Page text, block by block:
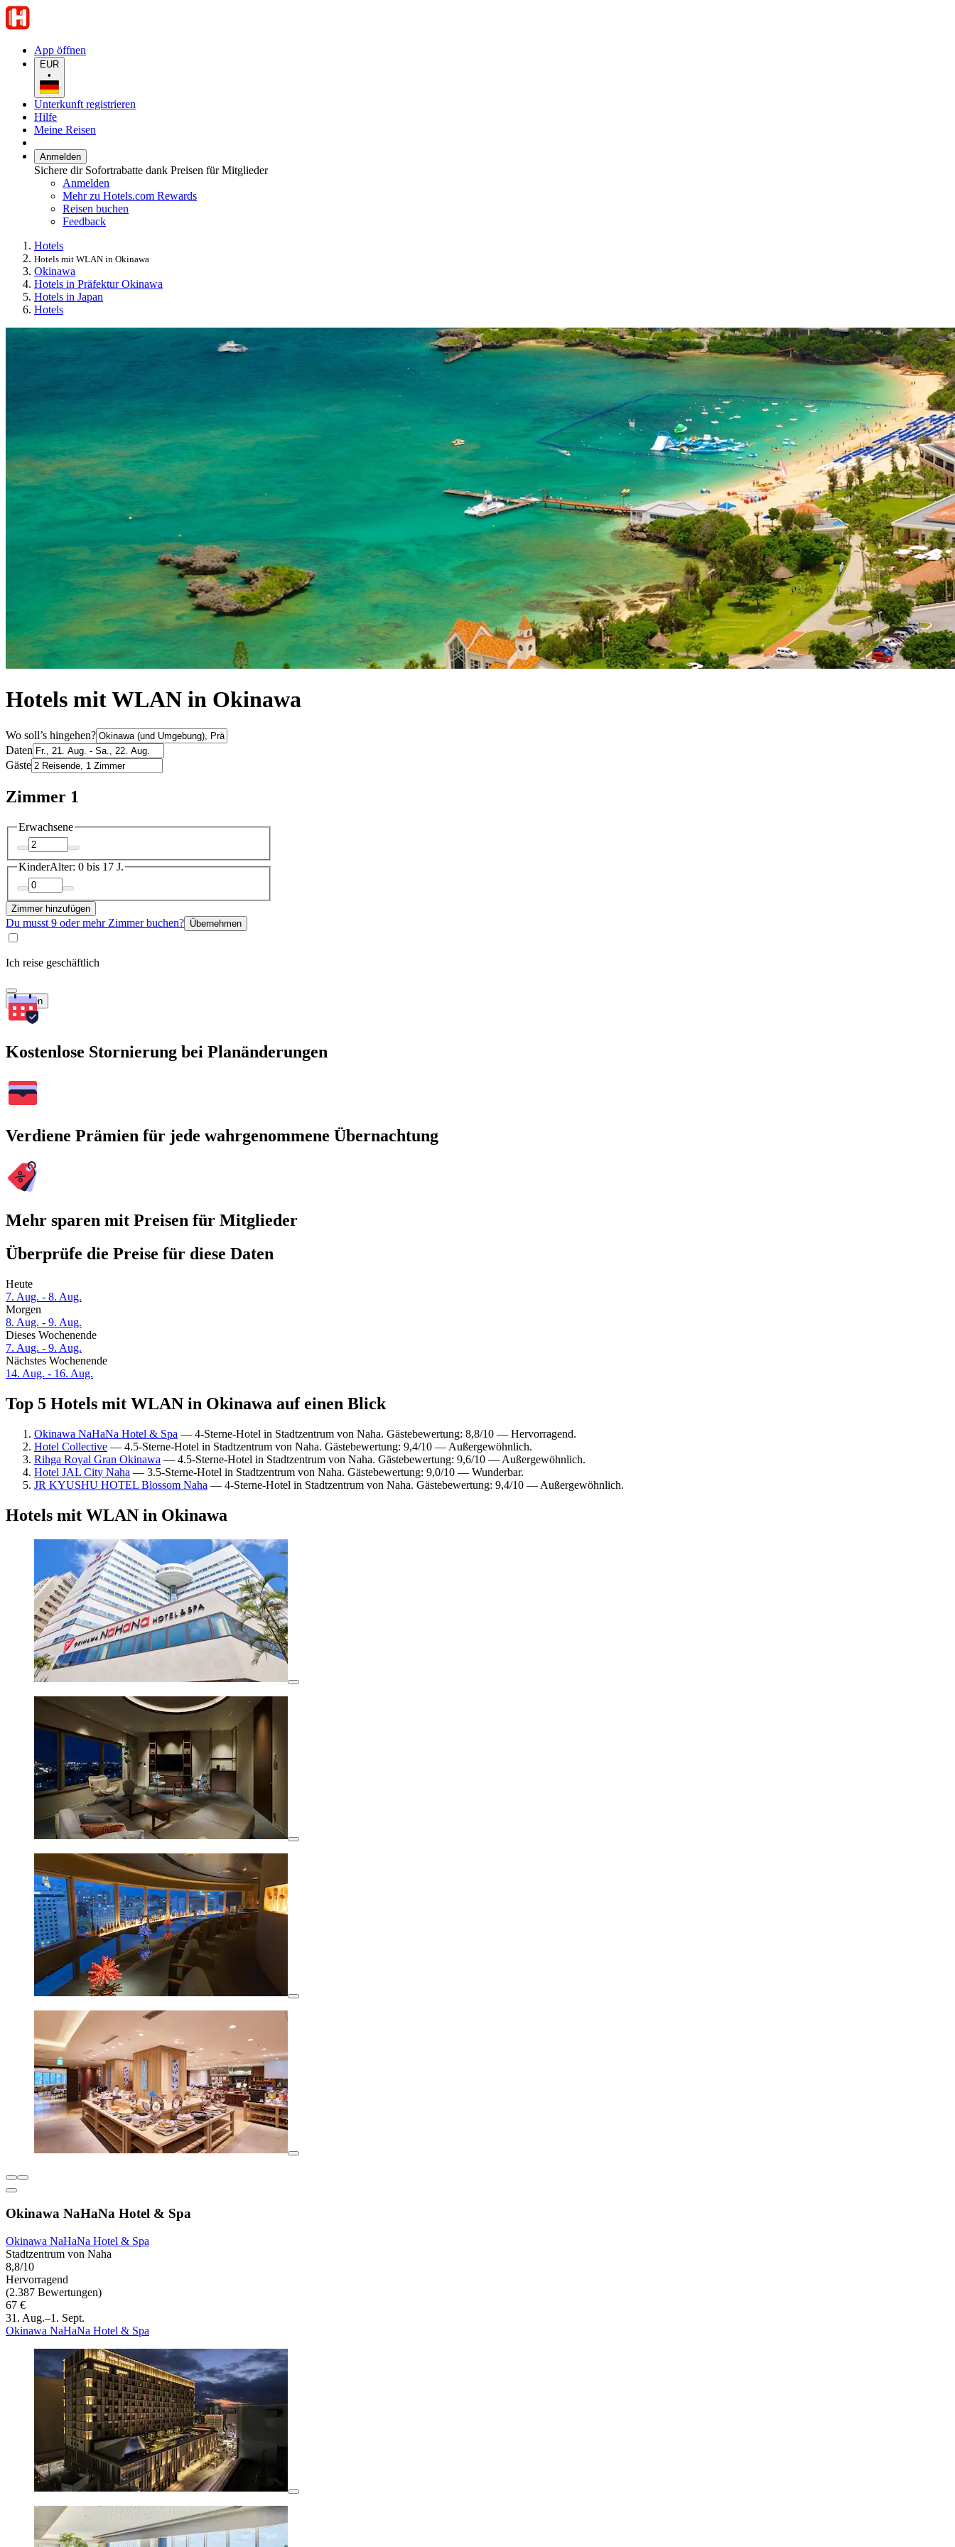
App öffnen
EUR
•
Unterkunft registrieren
Hilfe
Meine Reisen
Anmelden
Sichere dir Sofortrabatte dank Preisen für Mitglieder
Anmelden
Mehr zu Hotels.com Rewards
Reisen buchen
Feedback
Hotels
Hotels mit WLAN in Okinawa
Okinawa
Hotels in Präfektur Okinawa
Hotels in Japan
Hotels
Hotels mit WLAN in Okinawa
Wo soll’s hingehen?
Daten
Gäste
Zimmer 1
Erwachsene
KinderAlter: 0 bis 17 J.
Zimmer hinzufügen
Du musst 9 oder mehr Zimmer buchen? Übernehmen
Ich reise geschäftlich
Suchen
Kostenlose Stornierung bei Planänderungen
Verdiene Prämien für jede wahrgenommene Übernachtung
Mehr sparen mit Preisen für Mitglieder
Überprüfe die Preise für diese Daten
Heute
7. Aug. - 8. Aug.
Morgen
8. Aug. - 9. Aug.
Dieses Wochenende
7. Aug. - 9. Aug.
Nächstes Wochenende
14. Aug. - 16. Aug.
Top 5 Hotels mit WLAN in Okinawa auf einen Blick
Okinawa NaHaNa Hotel & Spa — 4-Sterne-Hotel in Stadtzentrum von Naha. Gästebewertung: 8,8/10 — Hervorragend.
Hotel Collective — 4.5-Sterne-Hotel in Stadtzentrum von Naha. Gästebewertung: 9,4/10 — Außergewöhnlich.
Rihga Royal Gran Okinawa — 4.5-Sterne-Hotel in Stadtzentrum von Naha. Gästebewertung: 9,6/10 — Außergewöhnlich.
Hotel JAL City Naha — 3.5-Sterne-Hotel in Stadtzentrum von Naha. Gästebewertung: 9,0/10 — Wunderbar.
JR KYUSHU HOTEL Blossom Naha — 4-Sterne-Hotel in Stadtzentrum von Naha. Gästebewertung: 9,4/10 — Außergewöhnlich.
Hotels mit WLAN in Okinawa
Okinawa NaHaNa Hotel & Spa
Okinawa NaHaNa Hotel & Spa
Stadtzentrum von Naha
8,8/10
Hervorragend
(2.387 Bewertungen)
67 €
31. Aug.–1. Sept.
Okinawa NaHaNa Hotel & Spa